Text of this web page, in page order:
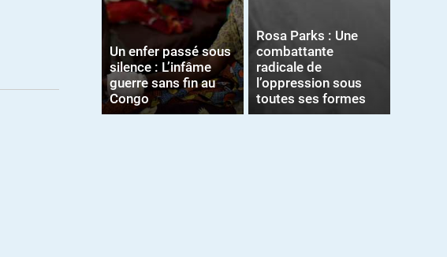
Un enfer passé sous
silence : L’infâme
guerre sans fin au
Congo
Rosa Parks : Une
combattante
radicale de
l’oppression sous
toutes ses formes